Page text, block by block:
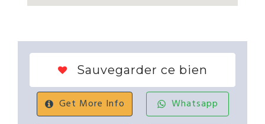
Sauvegarder ce bien
Get More Info Whatsapp